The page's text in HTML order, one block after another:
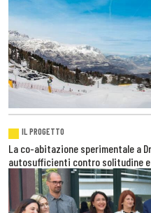
IL PROGETTO
La co-abitazione sperimentale a
autosufficienti contro solitudine